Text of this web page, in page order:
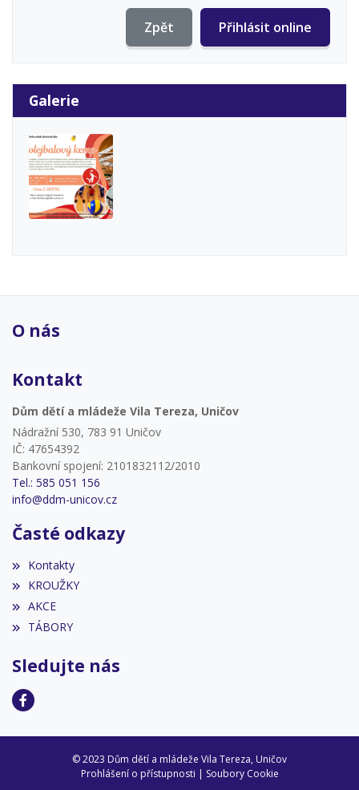
Přihlásit online
Zpět
Galerie
O nás
Kontakt
Dům dětí a mládeže Vila Tereza, Uničov
Nádražní 530, 783 91 Uničov
IČ: 47654392
Bankovní spojení: 2101832112/2010
Tel.: 585 051 156
info@ddm-unicov.cz
Časté odkazy
Kontakty
KROUŽKY
AKCE
TÁBORY
Sledujte nás
© 2023 Dům dětí a mládeže Vila Tereza, Uničov
Prohlášení o přístupnosti | Soubory Cookie